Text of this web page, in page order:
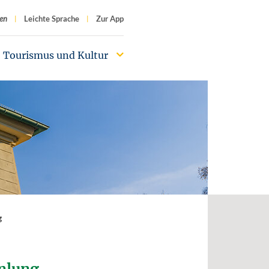
Leichte Sprache Zur App
Tourismus und Kultur